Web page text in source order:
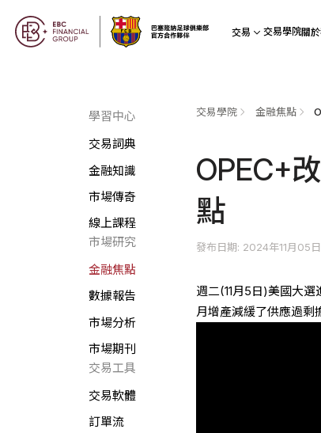
交易 交易學院關
學習中心
交易詞典
金融知識
市場傳奇
線上課程
市場研究
金融焦點
數據報告
市場分析
市場期刊
交易工具
交易軟體
訂單流
交易學院 金融焦點
OPEC+
點
發布日期: 2024年11月05日
週二(11月5日)美國大
月增產減緩了供應過剩